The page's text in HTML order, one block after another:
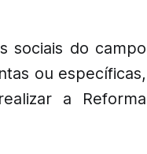
sociais do campo
ou específicas,
a Reforma